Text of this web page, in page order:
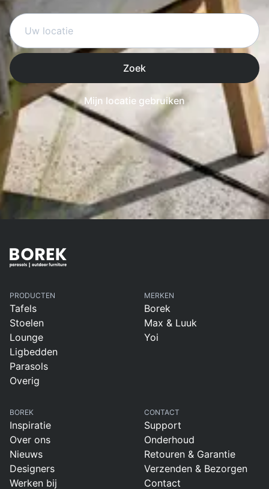
Zoek
Mijn locatie gebruiken
PRODUCTEN
Tafels
Stoelen
Lounge
Ligbedden
Parasols
Overig
MERKEN
Borek
Max & Luuk
Yoi
BOREK
Inspiratie
Over ons
Nieuws
Designers
Werken bij
CONTACT
Support
Onderhoud
Retouren & Garantie
Verzenden & Bezorgen
Contact